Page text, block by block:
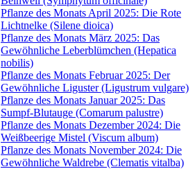
Pflanze des Monats April 2025: Die Rote
Lichtnelke (Silene dioica)
Pflanze des Monats März 2025: Das
Gewöhnliche Leberblümchen (Hepatica
nobilis)
Pflanze des Monats Februar 2025: Der
Gewöhnliche Liguster (Ligustrum vulgare)
Pflanze des Monats Januar 2025: Das
Sumpf-Blutauge (Comarum palustre)
Pflanze des Monats Dezember 2024: Die
Weißbeerige Mistel (Viscum album)
Pflanze des Monats November 2024: Die
Gewöhnliche Waldrebe (Clematis vitalba)